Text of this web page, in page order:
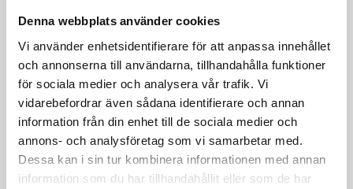
Denna webbplats använder cookies
Vi använder enhetsidentifierare för att anpassa innehållet
och annonserna till användarna, tillhandahålla funktioner
för sociala medier och analysera vår trafik. Vi
vidarebefordrar även sådana identifierare och annan
information från din enhet till de sociala medier och
annons- och analysföretag som vi samarbetar med.
Dessa kan i sin tur kombinera informationen med annan
information som du har tillhandahållit eller som de har
Päronfil 2,7%
1000g
Skogsbärsfil 2,7%
1000g